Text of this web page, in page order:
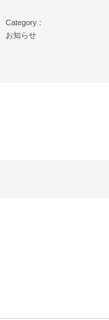
Category :
お知らせ